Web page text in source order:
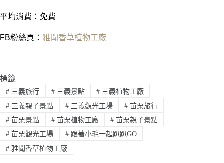
平均消費：免費
FB粉絲頁： 雅聞香草植物工廠
標籤
#三義旅行 #三義景點 # 三義植物工廠
#三義親子景點 #三義觀光工場 # 苗栗旅行
#苗栗景點 #苗栗植物工廠 # 苗栗親子景點
#苗栗觀光工場 #跟著小毛一起趴趴GO
#雅聞香草植物工廠